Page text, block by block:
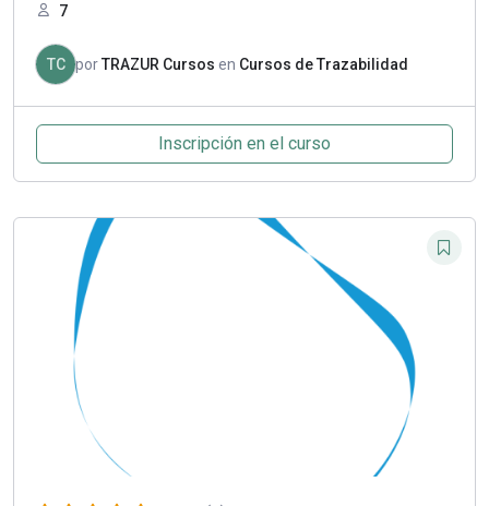
7
TC porTRAZUR Cursos en Cursos de Trazabilidad
Inscripción en el curso